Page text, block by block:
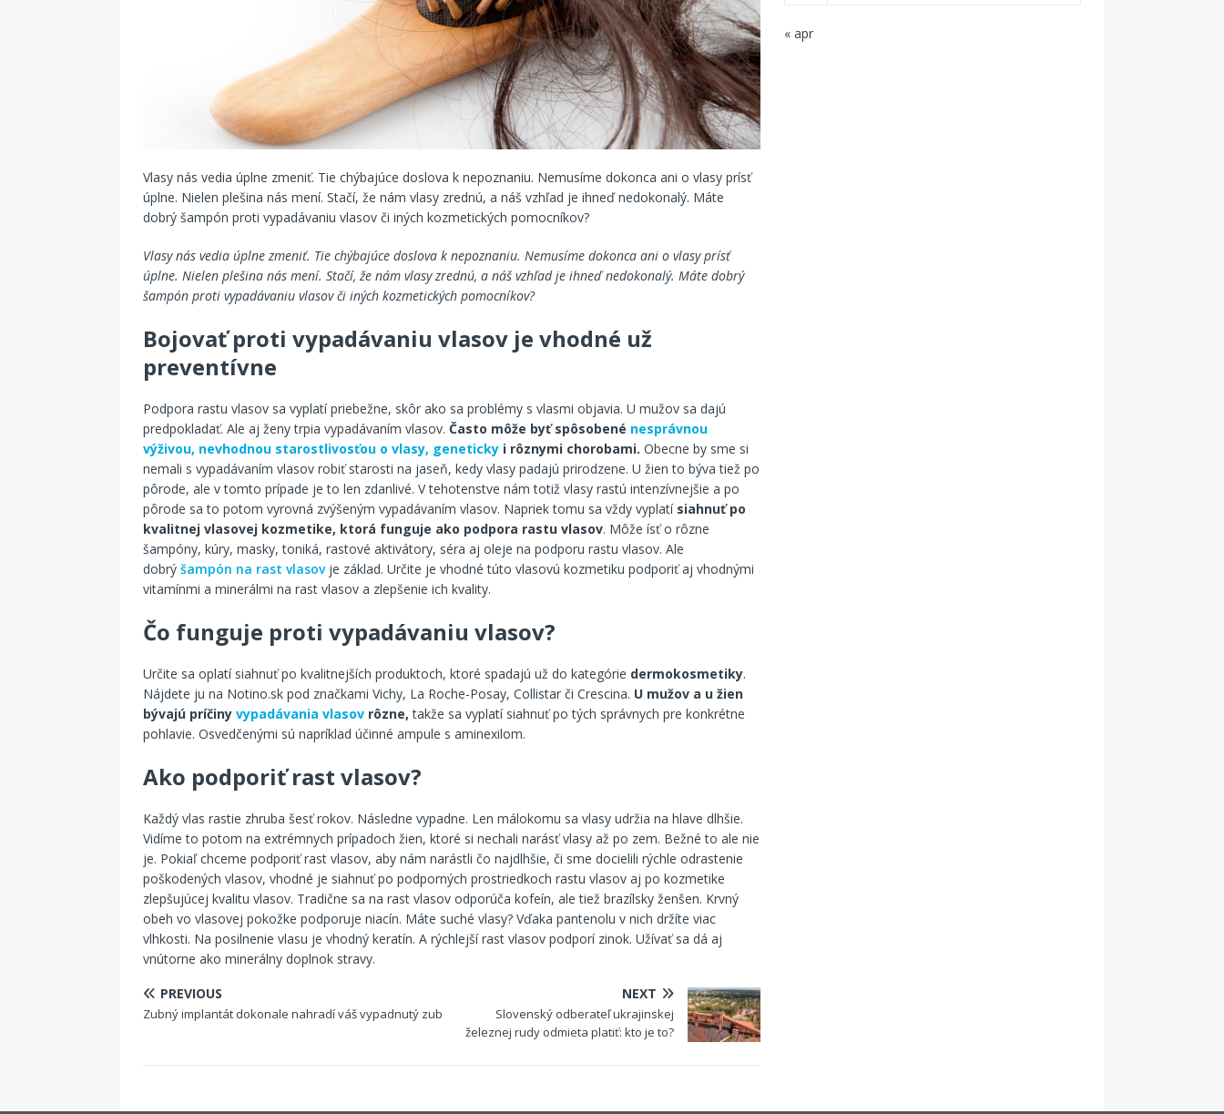
Vlasy nás vedia úplne zmeniť. Tie chýbajúce doslova k nepoznaniu. Nemusíme dokonca ani o vlasy prísť
úplne. Nielen plešina nás mení. Stačí, že nám vlasy zrednú, a náš vzhľad je ihneď nedokonalý. Máte
dobrý šampón proti vypadávaniu vlasov či iných kozmetických pomocníkov?
Vlasy nás vedia úplne zmeniť. Tie chýbajúce doslova k nepoznaniu. Nemusíme dokonca ani o vlasy prísť
úplne. Nielen plešina nás mení. Stačí, že nám vlasy zrednú, a náš vzhľad je ihneď nedokonalý. Máte dobrý
šampón proti vypadávaniu vlasov či iných kozmetických pomocníkov?
Bojovať proti vypadávaniu vlasov je vhodné už
preventívne
Podpora rastu vlasov sa vyplatí priebežne, skôr ako sa problémy s vlasmi objavia. U mužov sa dajú
predpokladať. Ale aj ženy trpia vypadávaním vlasov. Často môže byť spôsobené nesprávnou
výživou, nevhodnou starostlivosťou o vlasy, geneticky i rôznymi chorobami. Obecne by sme si
nemali s vypadávaním vlasov robiť starosti na jaseň, kedy vlasy padajú prirodzene. U žien to býva tiež po
pôrode, ale v tomto prípade je to len zdanlivé. V tehotenstve nám totiž vlasy rastú intenzívnejšie a po
pôrode sa to potom vyrovná zvýšeným vypadávaním vlasov. Napriek tomu sa vždy vyplatí siahnuť po
kvalitnej vlasovej kozmetike, ktorá funguje ako podpora rastu vlasov. Môže ísť o rôzne
šampóny, kúry, masky, toniká, rastové aktivátory, séra aj oleje na podporu rastu vlasov. Ale
dobrý šampón na rast vlasovje základ. Určite je vhodné túto vlasovú kozmetiku podporiť aj vhodnými
vitamínmi a minerálmi na rast vlasov a zlepšenie ich kvality.
Čo funguje proti vypadávaniu vlasov?
Určite sa oplatí siahnuť po kvalitnejších produktoch, ktoré spadajú už do kategórie dermokosmetiky.
Nájdete ju na Notino.sk pod značkami Vichy, La Roche-Posay, Collistar či Crescina. U mužov a u žien
bývajú príčiny vypadávania vlasov rôzne, takže sa vyplatí siahnuť po tých správnych pre konkrétne
pohlavie. Osvedčenými sú napríklad účinné ampule s aminexilom.
Ako podporiť rast vlasov?
Každý vlas rastie zhruba šesť rokov. Následne vypadne. Len málokomu sa vlasy udržia na hlave dlhšie.
Vidíme to potom na extrémnych prípadoch žien, ktoré si nechali narásť vlasy až po zem. Bežné to ale nie
je. Pokiaľ chceme podporiť rast vlasov, aby nám narástli čo najdlhšie, či sme docielili rýchle odrastenie
poškodených vlasov, vhodné je siahnuť po podporných prostriedkoch rastu vlasov aj po kozmetike
zlepšujúcej kvalitu vlasov. Tradične sa na rast vlasov odporúča kofeín, ale tiež brazílsky ženšen. Krvný
obeh vo vlasovej pokožke podporuje niacín. Máte suché vlasy? Vďaka pantenolu v nich držíte viac
vlhkosti. Na posilnenie vlasu je vhodný keratín. A rýchlejší rast vlasov podporí zinok. Užívať sa dá aj
vnútorne ako minerálny doplnok stravy.
PREVIOUS
Zubný implantát dokonale nahradí váš vypadnutý zub
NEXT
Slovenský odberateľ ukrajinskej
železnej rudy odmieta platiť: kto je to?
« apr